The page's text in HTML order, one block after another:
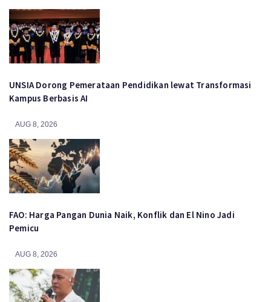
UNSIA Dorong Pemerataan Pendidikan lewat Transformasi
Kampus Berbasis AI
AUG 8, 2026
FAO: Harga Pangan Dunia Naik, Konflik dan El Nino Jadi
Pemicu
AUG 8, 2026